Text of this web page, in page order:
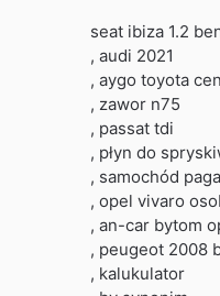
seat ibiza 1.2
, audi 2021
, aygo toyota
, zawor n75
, passat tdi
, płyn do
, samochód
, opel vivaro
, an-car bytom
, peugeot 2008
, kalukulator